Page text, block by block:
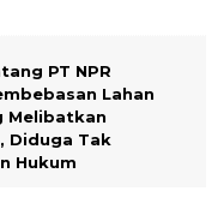
PT NPR
Lahan
Melibatkan
Diduga Tak
Hukum